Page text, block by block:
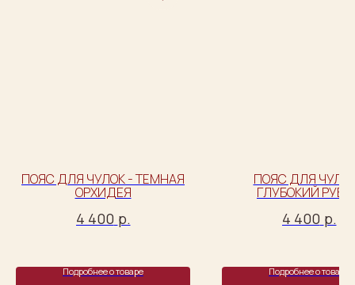
ПОЯС ДЛЯ ЧУЛОК - ТЁМНАЯ
ОРХИДЕЯ
4 400 р.
Подробнее о товаре
ПОЯС ДЛЯ
ГЛУБОКИЙ
4 400 р.
Подробнее о товаре